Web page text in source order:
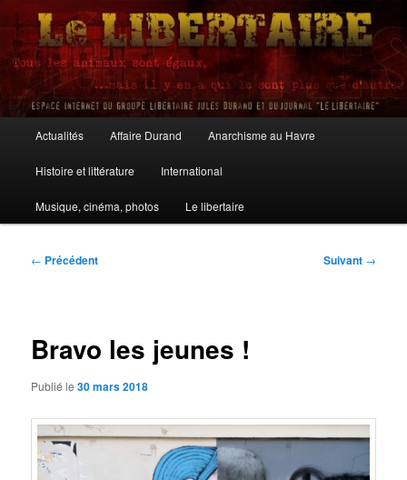
Aller
contenu
principalLe Libertaire
principal
Actualités Affaire Durand Anarchisme au Havre
Histoire et littérature International
Musique, cinéma, photos Le libertaire
Navigation
← Précédent Suivant →
Bravo les jeunes !
Publié le30 mars 2018